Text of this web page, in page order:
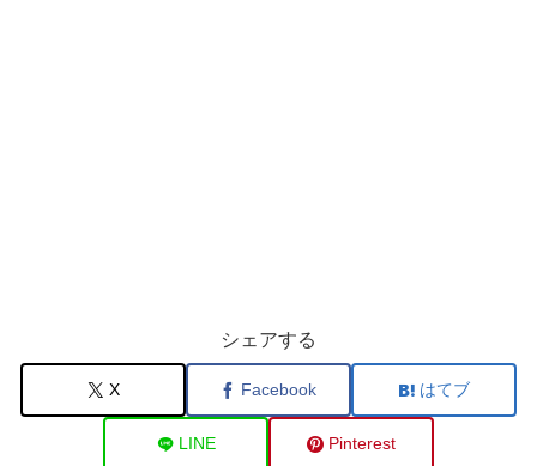
シェアする
X Facebook はてブ
LINE Pinterest